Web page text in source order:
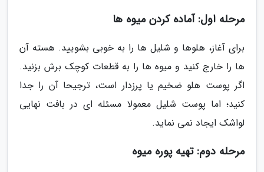
مرحله اول: آماده کردن میوه ها
برای آغاز، هلوها و شلیل ها را به خوبی بشویید. هسته آن
ها را خارج کنید و میوه ها را به قطعات کوچک برش بزنید.
اگر پوست هلو ضخیم یا پرزدار است، ترجیحا آن را جدا
کنید؛ اما پوست شلیل معمولا مسئله ای در بافت نهایی
لواشک ایجاد نمی نماید.
مرحله دوم: تهیه پوره میوه